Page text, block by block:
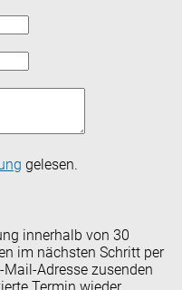
gelesen.
innerhalb von 30
im nächsten Schritt per
Adresse zusenden